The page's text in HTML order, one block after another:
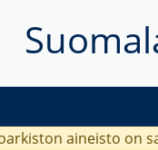
aineisto on